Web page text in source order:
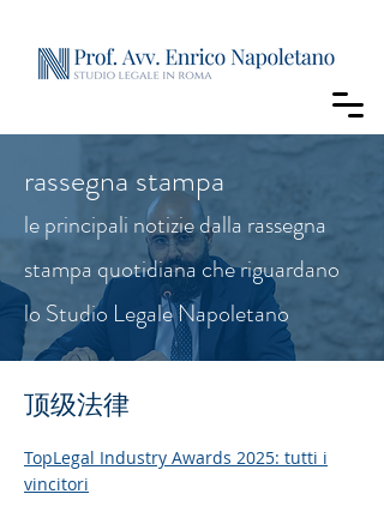
rassegna stampa
le principali notizie dalla rassegna
stampa quotidiana che riguardano
lo Studio Legale Napoletano
顶级法律
TopLegal Industry Awards 2025: tutti i
vincitori